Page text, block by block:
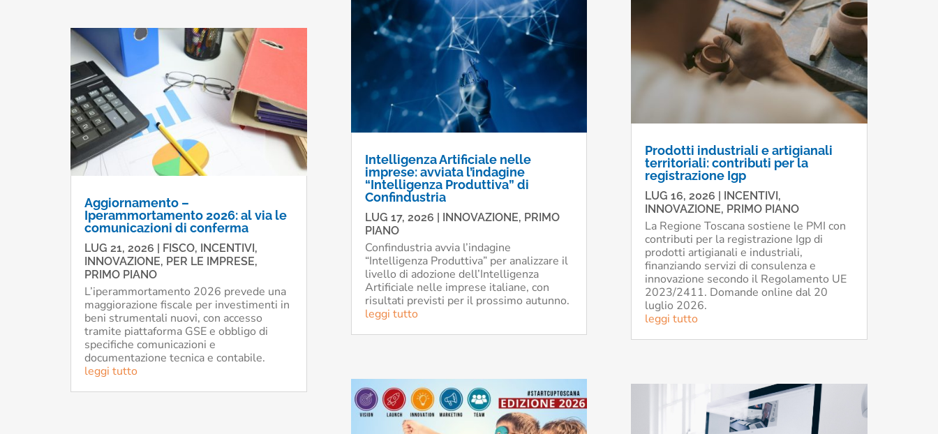
Aggiornamento –
Iperammortamento 2026: al via le
comunicazioni di conferma
LUG 21, 2026 | FISCO, INCENTIVI,
INNOVAZIONE, PER LE IMPRESE,
PRIMO PIANO
L’iperammortamento 2026 prevede una
maggiorazione fiscale per investimenti in
beni strumentali nuovi, con accesso
tramite piattaforma GSE e obbligo di
specifiche comunicazioni e
documentazione tecnica e contabile.
leggi tutto
Intelligenza Artificiale nelle
imprese: avviata l’indagine
“Intelligenza Produttiva” di
Confindustria
LUG 17, 2026 INNOVAZIONE, PRIMO
PIANO
Confindustria avvia l’indagine
“Intelligenza Produttiva” per analizzare il
livello di adozione dell’Intelligenza
Artificiale nelle imprese italiane, con
risultati previsti per il prossimo autunno.
leggi tutto
Prodotti industriali e artigianali
territoriali: contributi per la
registrazione Igp
LUG 16, 2026 | INCENTIVI,
INNOVAZIONE, PRIMO PIANO
La Regione Toscana sostiene le PMI con
contributi per la registrazione Igp di
prodotti artigianali e industriali,
finanziando servizi di consulenza e
innovazione secondo il Regolamento UE
2023/2411. Domande online dal 20
luglio 2026.
leggi tutto